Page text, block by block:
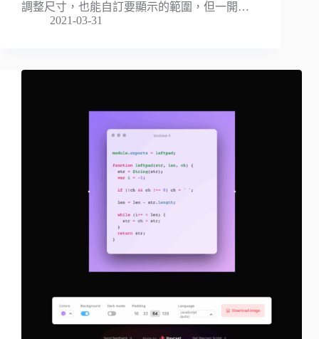
調整尺寸，也能自訂要顯示的範圍，但一開…
2021-03-31